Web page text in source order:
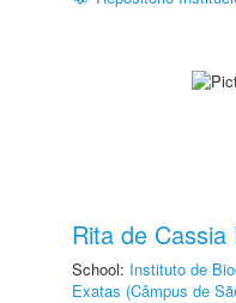
Rita de
School: Instituto de
Exatas (Câmpus de